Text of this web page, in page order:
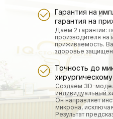
Точность до
Создаём 3D-
индивидуальный
Он направляет
микрона,
Результат
Гарантия на
гарантия на
Даём 2 гарантии:
производителя на
приживаемость.
здоровье